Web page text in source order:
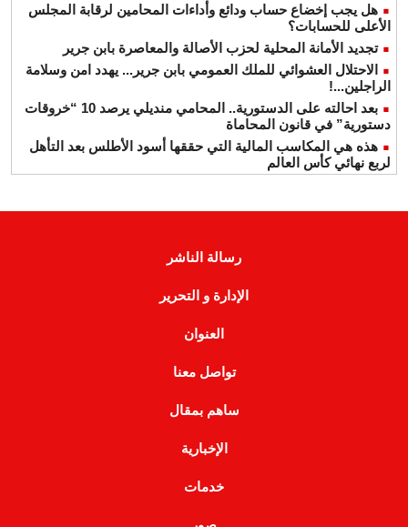
هل يجب إخضاع حساب ودائع وأداءات المحامين لرقابة المجلس
الأعلى للحسابات؟
تجديد الأمانة المحلية لحزب الأصالة والمعاصرة بابن جرير
الاحتلال العشوائي للملك العمومي بابن جرير... يهدد امن وسلامة
الراجلين...!
بعد احالته على الدستورية.. المحامي منديلي يرصد 10 “خروقات
دستورية” في قانون المحاماة
هذه هي المكاسب المالية التي حققها أسود الأطلس بعد التأهل
لربع نهائي كأس العالم
رسالة الناشر
الإدارة و التحرير
العنوان
تواصل معنا
ساهم بمقال
الإخبارية
خدمات